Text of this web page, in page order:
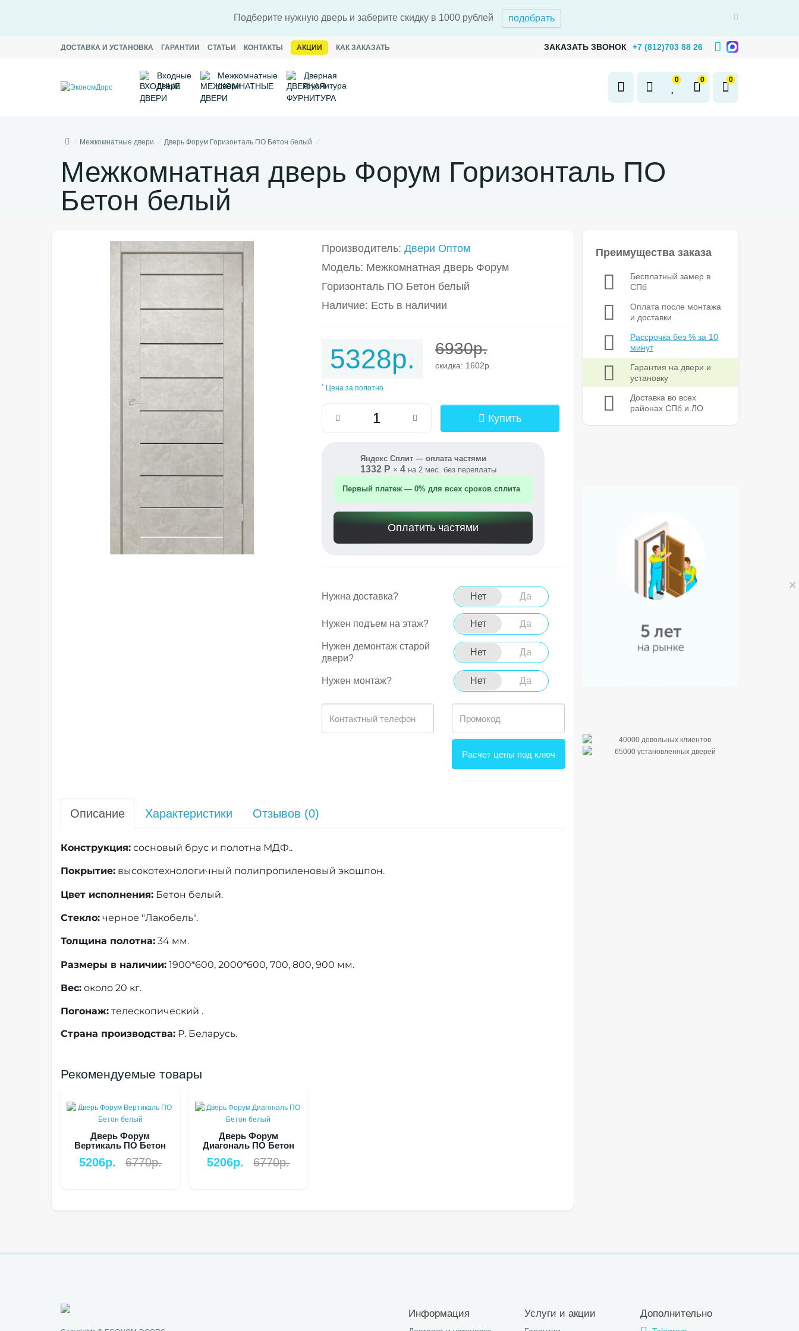
Подберите нужную дверь и заберите скидку в 1000 рублей подобрать
ДОСТАВКА И УСТАНОВКА ГАРАНТИИ СТАТЬИ КОНТАКТЫ АКЦИИ КАК ЗАКАЗАТЬ ЗАКАЗАТЬ ЗВОНОК +7 (812)703 88 26
Входные
двери
Межкомнатные
двери
Дверная
фурнитура
0 0 0
Межкомнатные двери Дверь Форум Горизонталь ПО Бетон белый
Межкомнатная дверь Форум Горизонталь ПО
Бетон белый
Производитель: Двери Оптом
Модель: Межкомнатная дверь Форум
Горизонталь ПО Бетон белый
Наличие: Есть в наличии
5328р. 6930р.
скидка: 1602р.
* Цена за полотно
Купить
Яндекс Сплит — оплата частями
1332 Р × 4на 2 мес. без переплаты
Первый платеж — 0% для всех сроков сплита
Оплатить частями
Нужна доставка? Нет Да
Нужен подъем на этаж? Нет Да
Нужен демонтаж старой
двери?
Нет Да
Нужен монтаж? Нет Да
Расчет цены под ключ
Описание Характеристики Отзывов (0)
Конструкция: сосновый брус и полотна МДФ..
Покрытие: высокотехнологичный полипропиленовый экошпон.
Цвет исполнения: Бетон белый.
Стекло: черное "Лакобель".
Толщина полотна: 34 мм.
Размеры в наличии: 1900*600, 2000*600, 700, 800, 900 мм.
Вес: около 20 кг.
Погонаж: телескопический .
Страна производства: Р. Беларусь.
Рекомендуемые товары
Дверь Форум
Вертикаль ПО Бетон
5206р. 6770р.
Дверь Форум
Диагональ ПО Бетон
5206р. 6770р.
Преимущества заказа
Бесплатный замер в
СПб
Оплата после монтажа
и доставки
Рассрочка без % за 10
минут
Гарантия на двери и
установку
Доставка во всех
районах СПб и ЛО
Информация Услуги и акции Дополнительно
×